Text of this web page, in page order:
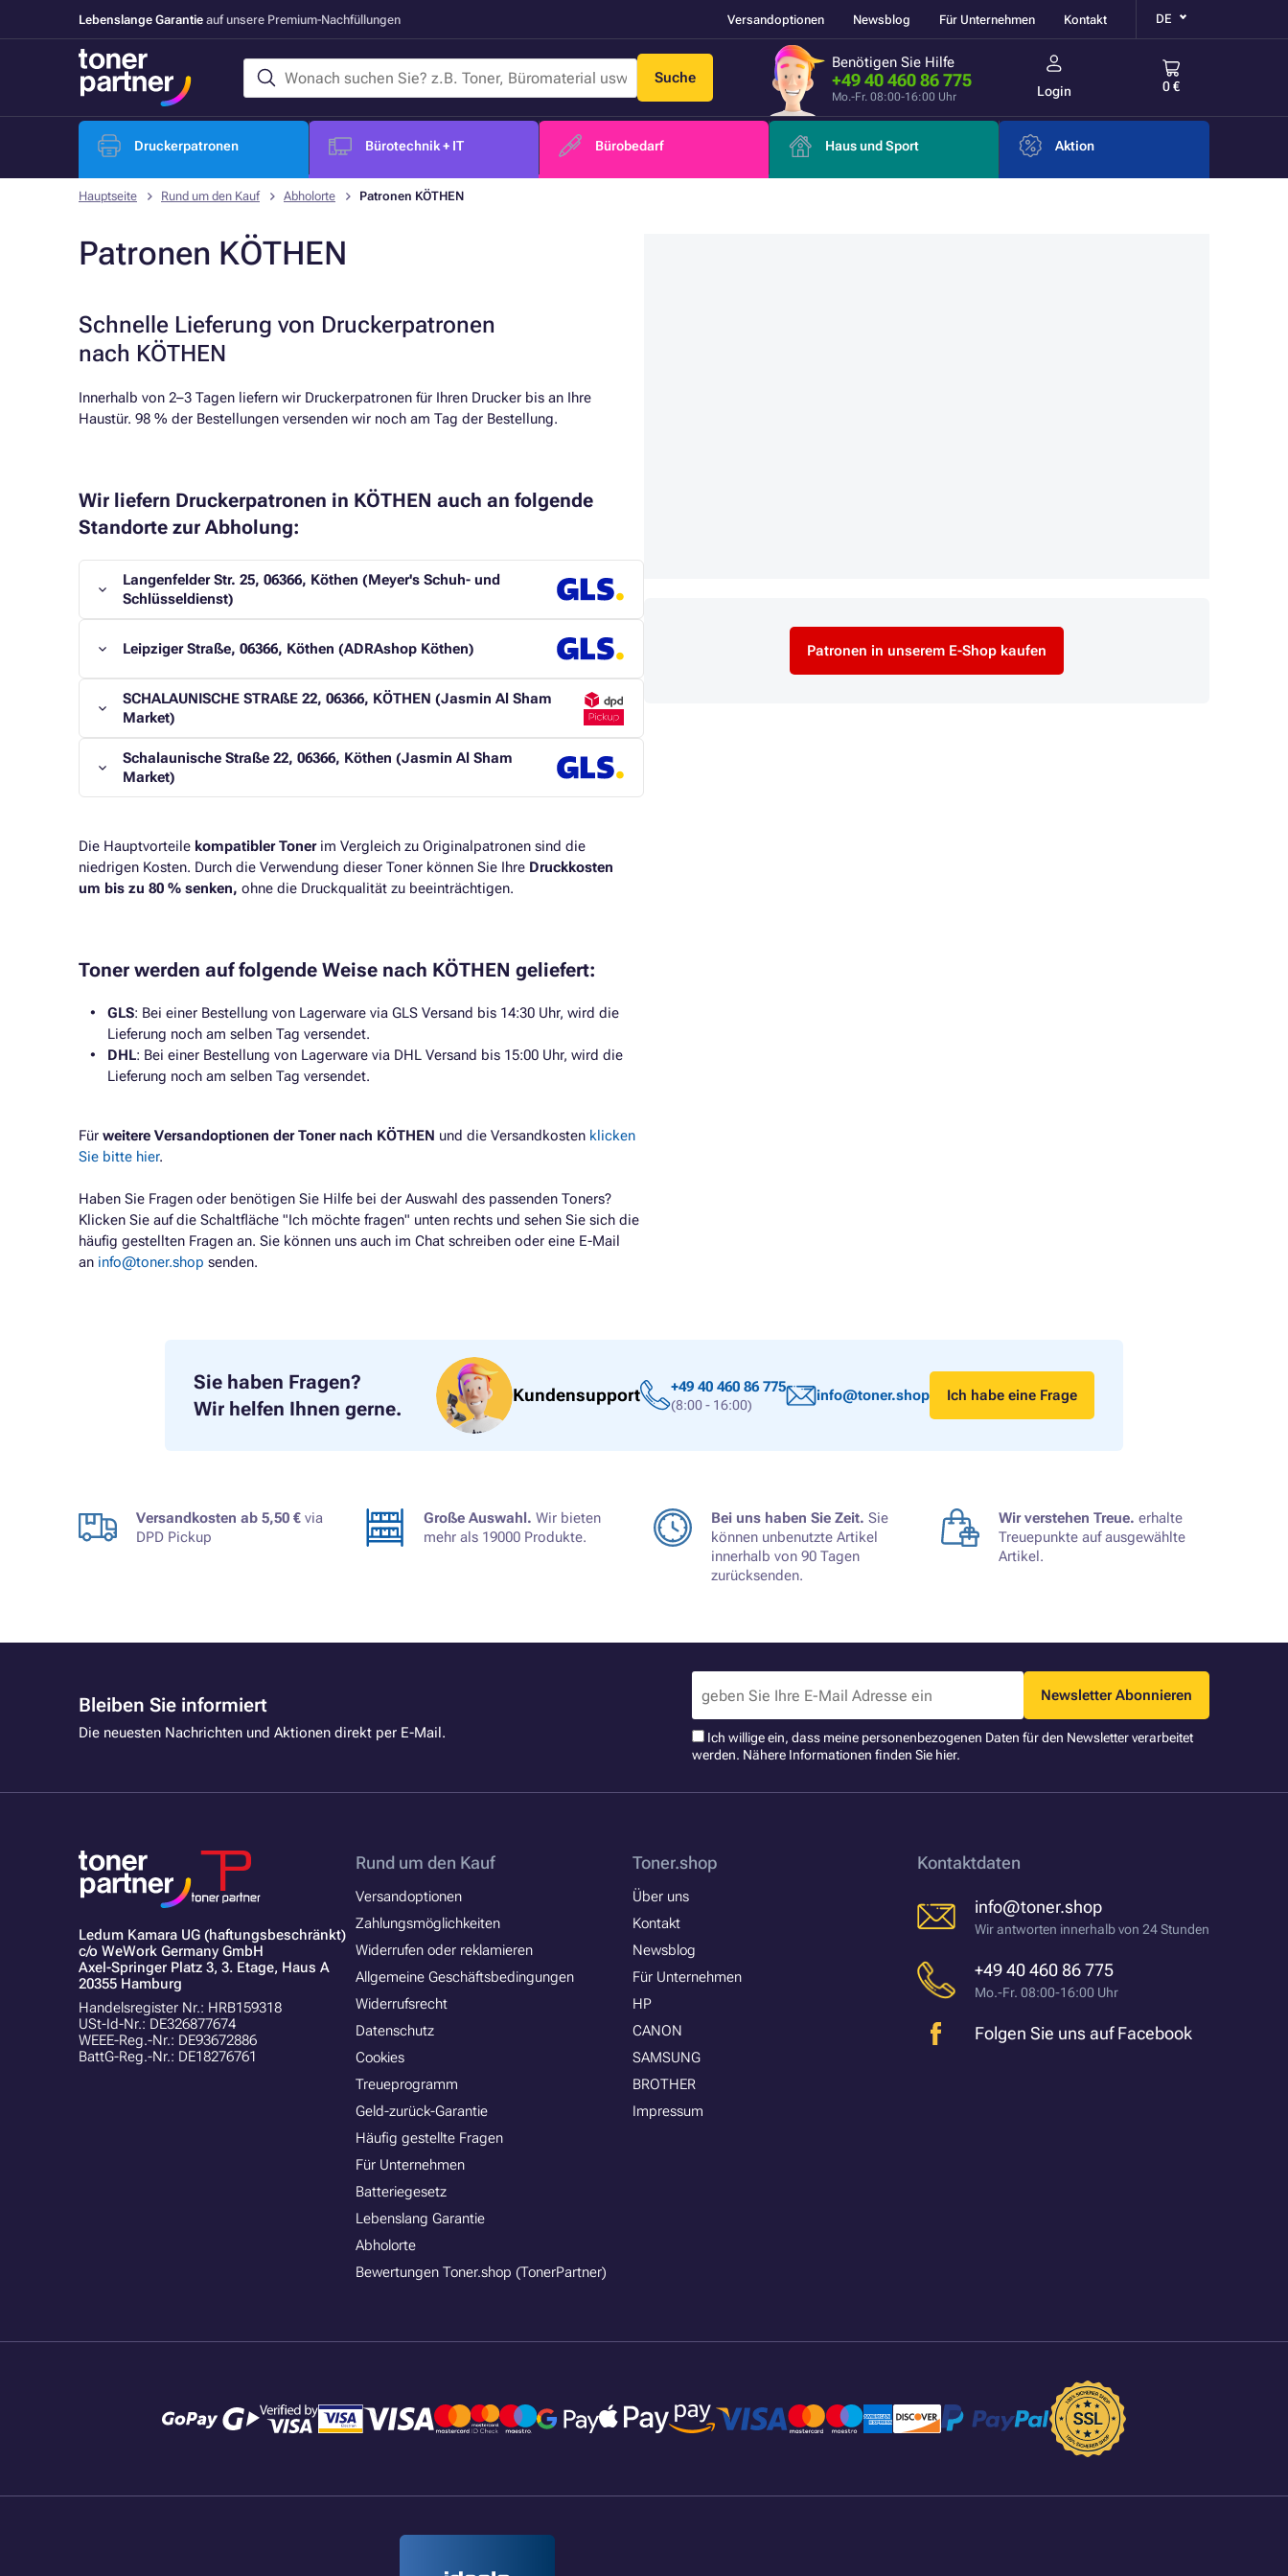
Lebenslange Garantie auf unsere Premium-Nachfüllungen Versandoptionen Newsblog Für Unternehmen Kontakt DE
Suche
Benötigen Sie Hilfe
+49 40 460 86 775
Mo.-Fr. 08:00-16:00 Uhr Login 0 €
Druckerpatronen Bürotechnik + IT Bürobedarf Haus und Sport Aktion
Hauptseite Rund um den Kauf Abholorte Patronen KÖTHEN
Patronen KÖTHEN
Schnelle Lieferung von Druckerpatronen
nach KÖTHEN
Innerhalb von 2–3 Tagen liefern wir Druckerpatronen für Ihren Drucker bis an Ihre
Haustür. 98 % der Bestellungen versenden wir noch am Tag der Bestellung.​
Wir liefern Druckerpatronen in KÖTHEN auch an folgende
Standorte zur Abholung:
Langenfelder Str. 25, 06366, Köthen (Meyer's Schuh- und
Schlüsseldienst)
Leipziger Straße, 06366, Köthen (ADRAshop Köthen)
SCHALAUNISCHE STRAßE 22, 06366, KÖTHEN (Jasmin Al Sham
Market)
Schalaunische Straße 22, 06366, Köthen (Jasmin Al Sham
Market)
Die Hauptvorteile kompatibler Tonerim Vergleich zu Originalpatronen sind die
niedrigen Kosten. Durch die Verwendung dieser Toner können Sie Ihre Druckkosten
um bis zu 80 % senken, ohne die Druckqualität zu beeinträchtigen.​
Toner werden auf folgende Weise nach KÖTHEN geliefert:
GLS: Bei einer Bestellung von Lagerware via GLS Versand bis 14:30 Uhr, wird die
Lieferung noch am selben Tag versendet.
DHL: Bei einer Bestellung von Lagerware via DHL Versand bis 15:00 Uhr, wird die
Lieferung noch am selben Tag versendet.
Für weitere Versandoptionen der Toner nach KÖTHEN und die Versandkosten klicken
Sie bitte hier.
Haben Sie Fragen oder benötigen Sie Hilfe bei der Auswahl des passenden Toners?
Klicken Sie auf die Schaltfläche "Ich möchte fragen" unten rechts und sehen Sie sich die
häufig gestellten Fragen an. Sie können uns auch im Chat schreiben oder eine E-Mail
an info@toner.shop senden.
Patronen in unserem E-Shop kaufen
Sie haben Fragen?
Wir helfen Ihnen gerne.
Kundensupport +49 40 460 86 775
(8:00 - 16:00)
info@toner.shop Ich habe eine Frage
Versandkosten ab 5,50 € via
DPD Pickup
Große Auswahl. Wir bieten
mehr als 19000 Produkte.
Bei uns haben Sie Zeit. Sie
können unbenutzte Artikel
innerhalb von 90 Tagen
zurücksenden.
Wir verstehen Treue. erhalte
Treuepunkte auf ausgewählte
Artikel.
Bleiben Sie informiert
Die neuesten Nachrichten und Aktionen direkt per E-Mail.
Newsletter Abonnieren
Ich willige ein, dass meine personenbezogenen Daten für den Newsletter verarbeitet
werden. Nähere Informationen finden Sie hier.
Ledum Kamara UG (haftungsbeschränkt)
c/o WeWork Germany GmbH
Axel-Springer Platz 3, 3. Etage, Haus A
20355 Hamburg
Handelsregister Nr.: HRB159318
USt-Id-Nr.: DE326877674
WEEE-Reg.-Nr.: DE93672886
BattG-Reg.-Nr.: DE18276761
Rund um den Kauf
Versandoptionen
Zahlungsmöglichkeiten
Widerrufen oder reklamieren
Allgemeine Geschäftsbedingungen
Widerrufsrecht
Datenschutz
Cookies
Treueprogramm
Geld-zurück-Garantie
Häufig gestellte Fragen
Für Unternehmen
Batteriegesetz
Lebenslang Garantie
Abholorte
Bewertungen Toner.shop (TonerPartner)
Toner.shop
Über uns
Kontakt
Newsblog
Für Unternehmen
HP
CANON
SAMSUNG
BROTHER
Impressum
Kontaktdaten
info@toner.shop
Wir antworten innerhalb von 24 Stunden
+49 40 460 86 775
Mo.-Fr. 08:00-16:00 Uhr
Folgen Sie uns auf Facebook